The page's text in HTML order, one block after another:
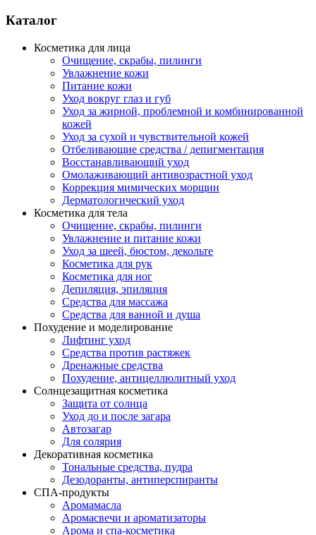
Каталог
Косметика для лица
Очищение, скрабы, пилинги
Увлажнение кожи
Питание кожи
Уход вокруг глаз и губ
Уход за жирной, проблемной и комбинированной
кожей
Уход за сухой и чувствительной кожей
Отбеливающие средства / депигментация
Восстанавливающий уход
Омолаживающий антивозрастной уход
Коррекция мимических морщин
Дерматологический уход
Косметика для тела
Очищение, скрабы, пилинги
Увлажнение и питание кожи
Уход за шеей, бюстом, декольте
Косметика для рук
Косметика для ног
Депиляция, эпиляция
Средства для массажа
Средства для ванной и душа
Похудение и моделирование
Лифтинг уход
Средства против растяжек
Дренажные средства
Похудение, антицеллюлитный уход
Солнцезащитная косметика
Защита от солнца
Уход до и после загара
Автозагар
Для солярия
Декоративная косметика
Тональные средства, пудра
Дезодоранты, антиперспиранты
СПА-продукты
Аромамасла
Аромасвечи и ароматизаторы
Арома и спа-косметика